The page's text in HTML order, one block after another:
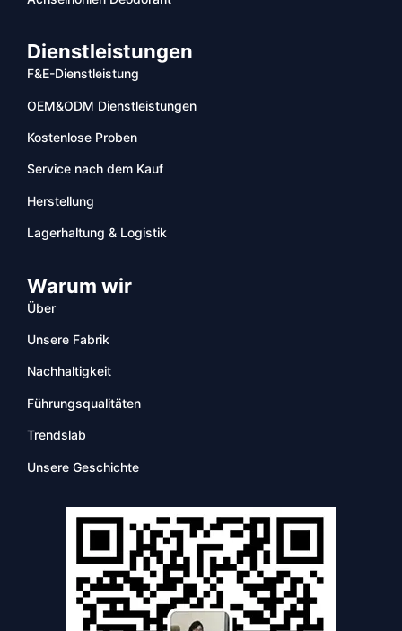
Dienstleistungen
F&E-Dienstleistung
OEM&ODM Dienstleistungen
Kostenlose Proben
Service nach dem Kauf
Herstellung
Lagerhaltung & Logistik
Warum wir
Über
Unsere Fabrik
Nachhaltigkeit
Führungsqualitäten
Trendslab
Unsere Geschichte